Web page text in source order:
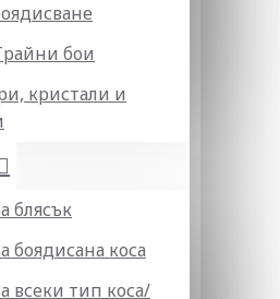
бои
кристали и
блясък
боядисана коса
всеки тип коса/